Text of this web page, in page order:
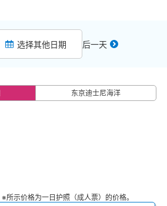
选择其他日期 后一天
东京迪士尼海洋
※所示价格为一日护照（成人票）的价格。